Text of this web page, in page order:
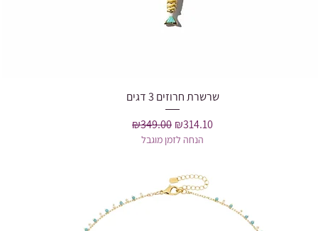
Quick View
שרשרת חרוזים 3 דגים
Regular Price
₪349.00 Sale Price
₪314.10
הנחה לזמן מוגבל